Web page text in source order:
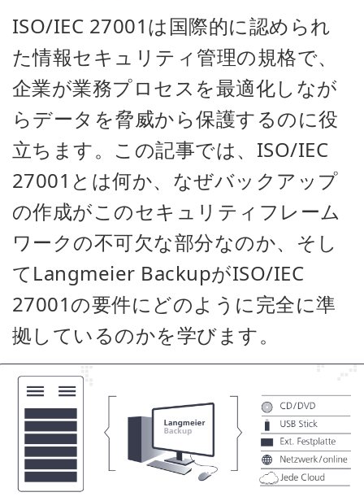
ISO/IEC 27001は国際的に認められ
た情報セキュリティ管理の規格で、
企業が業務プロセスを最適化しなが
らデータを脅威から保護するのに役
立ちます。この記事では、ISO/IEC
27001とは何か、なぜバックアップ
の作成がこのセキュリティフレーム
ワークの不可欠な部分なのか、そし
てLangmeier BackupがISO/IEC
27001の要件にどのように完全に準
拠しているのかを学びます。